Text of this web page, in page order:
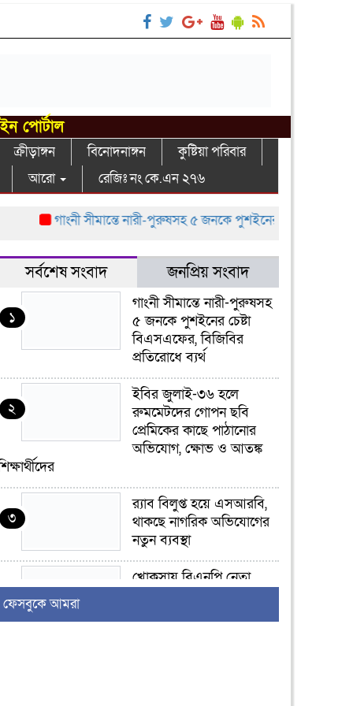
পোর্টাল
ক্রীড়াঙ্গন বিনোদনাঙ্গন
কুষ্টিয়া পরিবার
আরো রেজিঃ নং কে.এন ২৭৬
গাংনী সীমান্তে নারী-পুরুষসহ ৫ জনকে পুশইনের চেষ্টা বিএসএফের,
সর্বশেষ সংবাদ জনপ্রিয় সংবাদ
১
গাংনী সীমান্তে নারী-পুরুষসহ
৫ জনকে পুশইনের চেষ্টা
বিএসএফের, বিজিবির
প্রতিরোধে ব্যর্থ
২
ইবির জুলাই-৩৬ হলে
রুমমেটদের গোপন ছবি
প্রেমিকের কাছে পাঠানোর
অভিযোগ, ক্ষোভ ও আতঙ্ক
৩
র‍্যাব বিলুপ্ত হয়ে এসআরবি,
থাকছে নাগরিক অভিযোগের
নতুন ব্যবস্থা
৪
খোকসায় বিএনপি নেতা
ফেসবুকে আমরা